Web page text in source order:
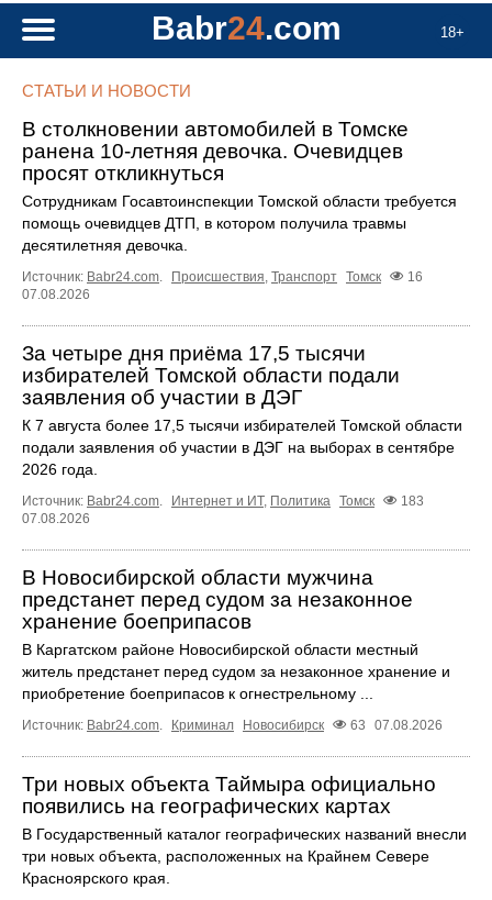
18+
Babr24.com
СТАТЬИ И НОВОСТИ
В столкновении автомобилей в Томске
ранена 10-летняя девочка. Очевидцев
просят откликнуться
Сотрудникам Госавтоинспекции Томской области требуется
помощь очевидцев ДТП, в котором получила травмы
десятилетняя девочка.
Источник: Babr24.com. Происшествия, Транспорт Томск
16
07.08.2026
За четыре дня приёма 17,5 тысячи
избирателей Томской области подали
заявления об участии в ДЭГ
К 7 августа более 17,5 тысячи избирателей Томской области
подали заявления об участии в ДЭГ на выборах в сентябре
2026 года.
Источник: Babr24.com. Интернет и ИТ, Политика Томск
183
07.08.2026
В Новосибирской области мужчина
предстанет перед судом за незаконное
хранение боеприпасов
В Каргатском районе Новосибирской области местный
житель предстанет перед судом за незаконное хранение и
приобретение боеприпасов к огнестрельному ...
Источник: Babr24.com. Криминал Новосибирск 63 07.08.2026
Три новых объекта Таймыра официально
появились на географических картах
В Государственный каталог географических названий внесли
три новых объекта, расположенных на Крайнем Севере
Красноярского края.